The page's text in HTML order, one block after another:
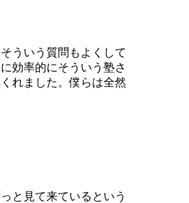
ういう質問もよくして
効率的にそういう塾さ
れました。僕らは全然
と見て来ているという